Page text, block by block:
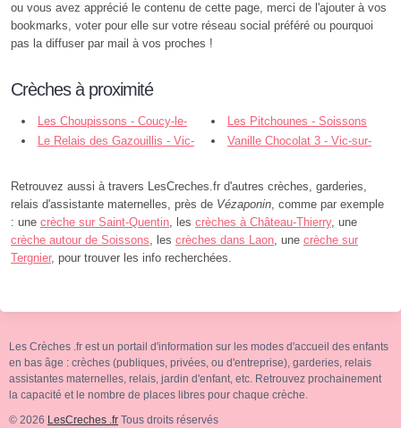
ou vous avez apprécié le contenu de cette page, merci de l'ajouter à vos
bookmarks, voter pour elle sur votre réseau social préféré ou pourquoi
pas la diffuser par mail à vos proches !
Crèches à proximité
Les Choupissons - Coucy-le-
Château-Auffrique
Les Pitchounes - Soissons
Le Relais des Gazouillis - Vic-
Vanille Chocolat 3 - Vic-sur-
Retrouvez aussi à travers LesCreches.fr d'autres crèches, garderies,
relais d'assistante maternelles, près de Vézaponin, comme par exemple
: une crèche sur Saint-Quentin, les crèches à Château-Thierry, une
crèche autour de Soissons, les crèches dans Laon, une crèche sur
Tergnier, pour trouver les info recherchées.
Les Crèches .fr est un portail d'information sur les modes d'accueil des enfants
en bas âge : crèches (publiques, privées, ou d'entreprise), garderies, relais
assistantes maternelles, relais, jardin d'enfant, etc. Retrouvez prochainement
la capacité et le nombre de places libres pour chaque crèche.
© 2026 LesCreches .fr Tous droits réservés